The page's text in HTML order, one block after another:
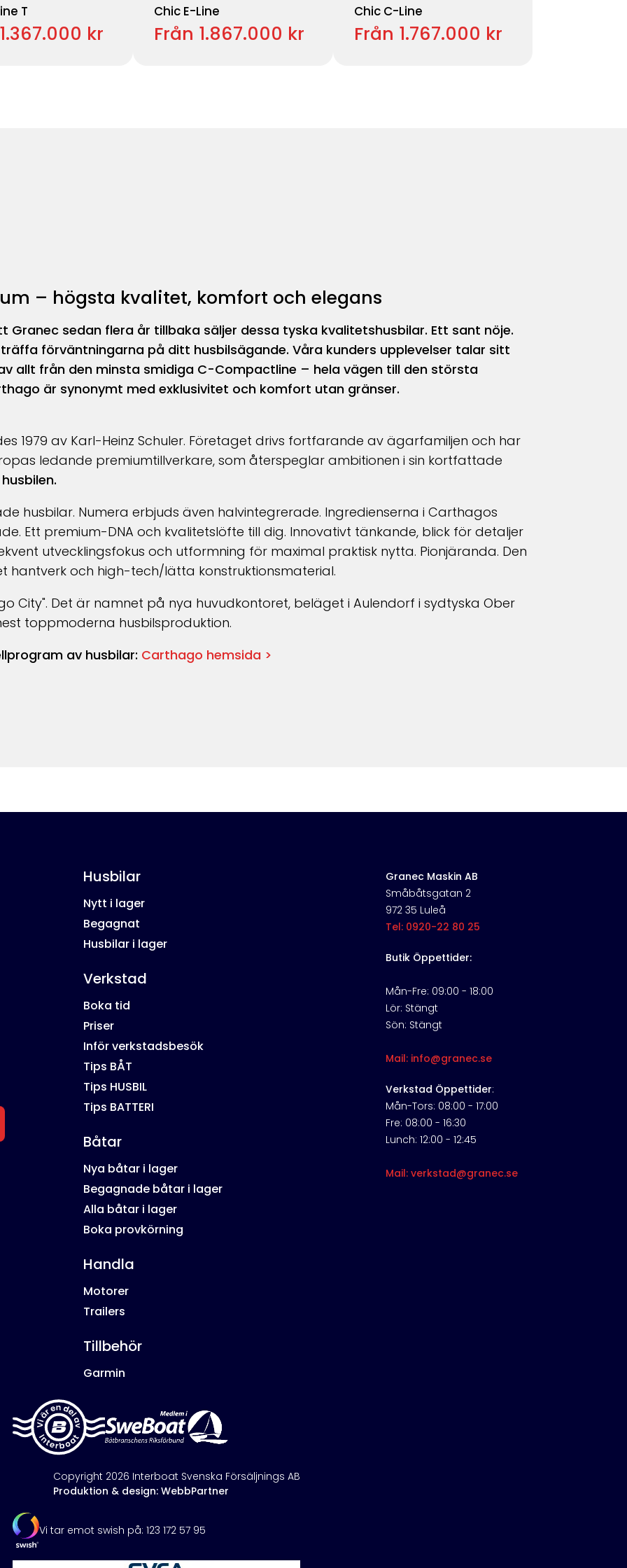
T
kr
Chic E-Line
Från 1.867.000 kr
Chic C-Line
Från 1.767.000 kr
– högsta kvalitet, komfort och elegans
Granec sedan flera år tillbaka säljer dessa tyska kvalitetshusbilar. Ett sant nöje.
förväntningarna på ditt husbilsägande. Våra kunders upplevelser talar sitt
allt från den minsta smidiga C-Compactline – hela vägen till den största
är synonymt med exklusivitet och komfort utan gränser.
1979 av Karl-Heinz Schuler. Företaget drivs fortfarande av ägarfamiljen och har
ledande premiumtillverkare, som återspeglar ambitionen i sin kortfattade
husbilar. Numera erbjuds även halvintegrerade. Ingredienserna i Carthagos
Ett premium-DNA och kvalitetslöfte till dig. Innovativt tänkande, blick för detaljer
utvecklingsfokus och utformning för maximal praktisk nytta. Pionjäranda. Den
hantverk och high-tech/lätta konstruktionsmaterial.
City". Det är namnet på nya huvudkontoret, beläget i Aulendorf i sydtyska Ober
toppmoderna husbilsproduktion.
av husbilar: Carthago hemsida >
Husbilar
Nytt i lager
Begagnat
Husbilar i lager
Verkstad
Boka tid
Priser
Inför verkstadsbesök
Tips BÅT
Tips HUSBIL
Tips BATTERI
Båtar
Nya båtar i lager
Begagnade båtar i lager
Alla båtar i lager
Boka provkörning
Handla
Motorer
Trailers
Tillbehör
Garmin
Granec Maskin AB
Småbåtsgatan 2
972 35 Luleå
Tel: 0920-22 80 25
Butik Öppettider:
Mån-Fre: 09:00 - 18:00
Lör: Stängt
Sön: Stängt
Mail: info@granec.se
Verkstad Öppettider:
Mån-Tors: 08:00 - 17:00
Fre: 08:00 - 16:30
Lunch: 12:00 - 12:45
Mail: verkstad@granec.se
Copyright 2026 Interboat Svenska Försäljnings AB
Produktion & design: WebbPartner
Vi tar emot swish på: 123 172 57 95